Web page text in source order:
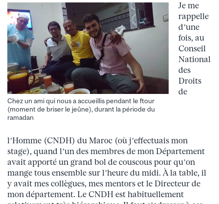
Chez un ami qui nous a accueillis pendant le ftour
(moment de briser le jeûne), durant la période du
ramadan
Je me
rappelle
d’une
fois, au
Conseil
National
des
Droits
de
l’Homme (CNDH) du Maroc (où j’effectuais mon
stage), quand l’un des membres de mon Département
avait apporté un grand bol de couscous pour qu’on
mange tous ensemble sur l’heure du midi. À la table, il
y avait mes collègues, mes mentors et le Directeur de
mon département. Le CNDH est habituellement